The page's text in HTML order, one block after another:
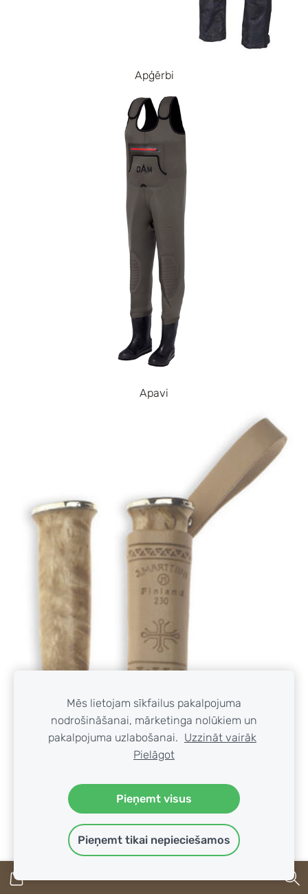
Apģērbi
Apavi
Mēs lietojam sīkfailus pakalpojuma
nodrošināšanai, mārketinga nolūkiem un
pakalpojuma uzlabošanai. Uzzināt vairāk
Pielāgot
Pieņemt visus
Pieņemt tikai nepieciešamos